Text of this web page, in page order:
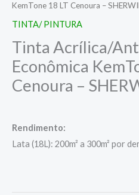
KemTone 18 LT Cenoura –
TINTA/ PINTURA
Tinta Acrílica/
Econômica
Cenoura –
Rendimento:
Lata (18L): 200m² a 300m² por